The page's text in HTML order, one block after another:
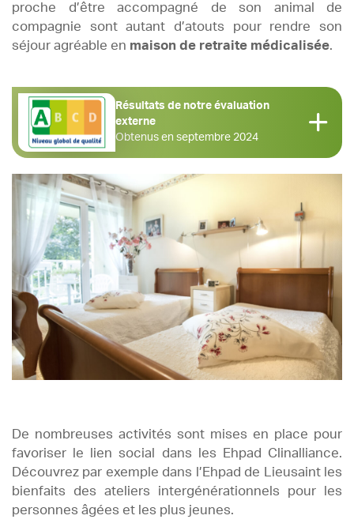
proche d’être accompagné de son animal de
compagnie sont autant d’atouts pour rendre son
séjour agréable en maison de retraite médicalisée.
Résultats de notre évaluation
externe
Obtenus en septembre 2024
De nombreuses activités sont mises en place pour
favoriser le lien social dans les Ehpad Clinalliance.
Découvrez par exemple dans l’Ehpad de Lieusaint les
bienfaits des ateliers intergénérationnels pour les
personnes âgées et les plus jeunes.